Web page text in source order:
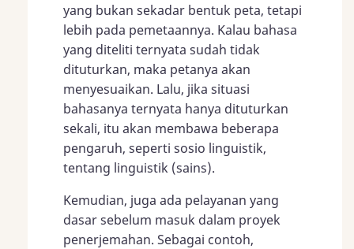
yang bukan sekadar bentuk peta, tetapi
lebih pada pemetaannya. Kalau bahasa
yang diteliti ternyata sudah tidak
dituturkan, maka petanya akan
menyesuaikan. Lalu, jika situasi
bahasanya ternyata hanya dituturkan
sekali, itu akan membawa beberapa
pengaruh, seperti sosio linguistik,
tentang linguistik (sains).
Kemudian, juga ada pelayanan yang
dasar sebelum masuk dalam proyek
penerjemahan. Sebagai contoh,